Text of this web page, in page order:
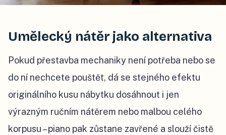
Umělecký nátěr jako alternativa
Pokud přestavba mechaniky není potřeba nebo se
do ní nechcete pouštět, dá se stejného efektu
originálního kusu nábytku dosáhnout i jen
výrazným ručním nátěrem nebo malbou celého
korpusu – piano pak zůstane zavřené a slouží čistě